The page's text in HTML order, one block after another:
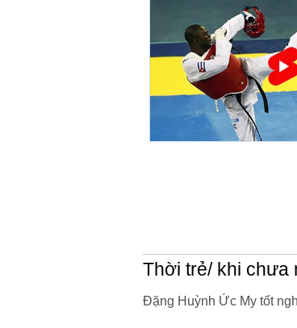
Thời trẻ/ khi chưa
Đặng Huỳnh Ức My tốt